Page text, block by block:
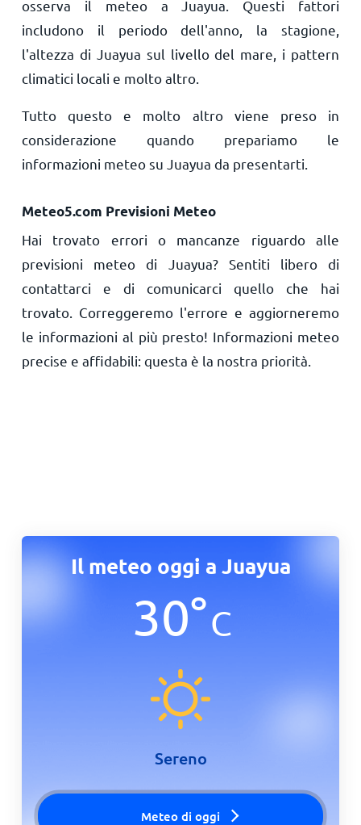
osserva il meteo a Juayua. Questi fattori
includono il periodo dell'anno, la stagione,
l'altezza di Juayua sul livello del mare, i pattern
climatici locali e molto altro.
Tutto questo e molto altro viene preso in
considerazione quando prepariamo le
informazioni meteo su Juayua da presentarti.
Meteo5.com Previsioni Meteo
Hai trovato errori o mancanze riguardo alle
previsioni meteo di Juayua? Sentiti libero di
contattarci e di comunicarci quello che hai
trovato. Correggeremo l'errore e aggiorneremo
le informazioni al più presto! Informazioni meteo
precise e affidabili: questa è la nostra priorità.
Il meteo oggi a Juayua
30°C
Sereno
Meteo di oggi